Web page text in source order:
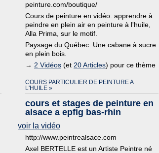
peinture.com/boutique/
Cours de peinture en vidéo. apprendre à
peindre en plein air en peinture à l'huile,
Alla Prima, sur le motif.
Paysage du Québec. Une cabane à sucre
en plein bois.
→ 2 Vidéos (et 20 Articles) pour ce thème
COURS PARTICULIER DE PEINTURE A
L'HUILE »
cours et stages de peinture en
alsace a epfig bas-rhin
voir la vidéo
http://www.peintrealsace.com
Axel BERTELLE est un Artiste Peintre né